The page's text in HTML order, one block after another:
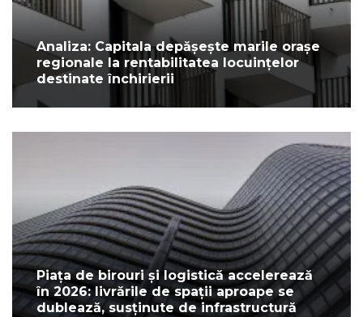
Analiza: Capitala depășește marile orașe
regionale la rentabilitatea locuințelor
destinate închirierii
Piața de birouri și logistică accelerează
în 2026: livrările de spații aproape se
dublează, susținute de infrastructură